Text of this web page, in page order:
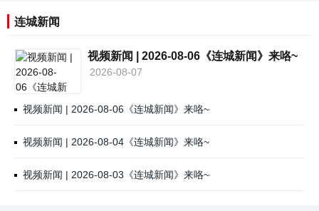
连城新闻
视频新闻 | 2026-08-06《连城新闻》来咯~
2026-08-07
视频新闻 | 2026-08-06《连城新闻》来咯~
视频新闻 | 2026-08-04《连城新闻》来咯~
视频新闻 | 2026-08-03《连城新闻》来咯~